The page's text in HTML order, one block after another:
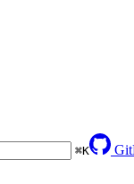
⌘K